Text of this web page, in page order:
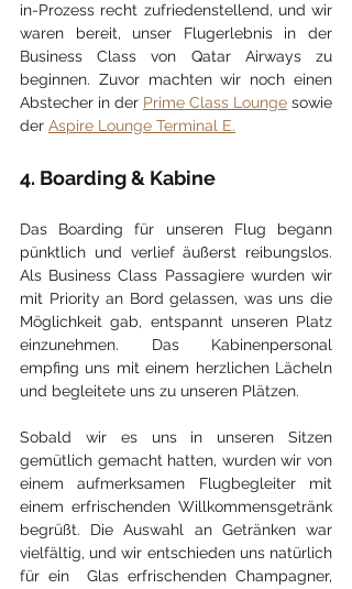
in-Prozess recht zufriedenstellend, und wir
waren bereit, unser Flugerlebnis in der
Business Class von Qatar Airways zu
beginnen. Zuvor machten wir noch einen
Abstecher in der Prime Class Lounge sowie
der Aspire Lounge Terminal E.
4. Boarding & Kabine
Das Boarding für unseren Flug begann
pünktlich und verlief äußerst reibungslos.
Als Business Class Passagiere wurden wir
mit Priority an Bord gelassen, was uns die
Möglichkeit gab, entspannt unseren Platz
einzunehmen. Das Kabinenpersonal
empfing uns mit einem herzlichen Lächeln
und begleitete uns zu unseren Plätzen.
Sobald wir es uns in unseren Sitzen
gemütlich gemacht hatten, wurden wir von
einem aufmerksamen Flugbegleiter mit
einem erfrischenden Willkommensgetränk
begrüßt. Die Auswahl an Getränken war
vielfältig, und wir entschieden uns natürlich
für ein  Glas erfrischenden Champagner,